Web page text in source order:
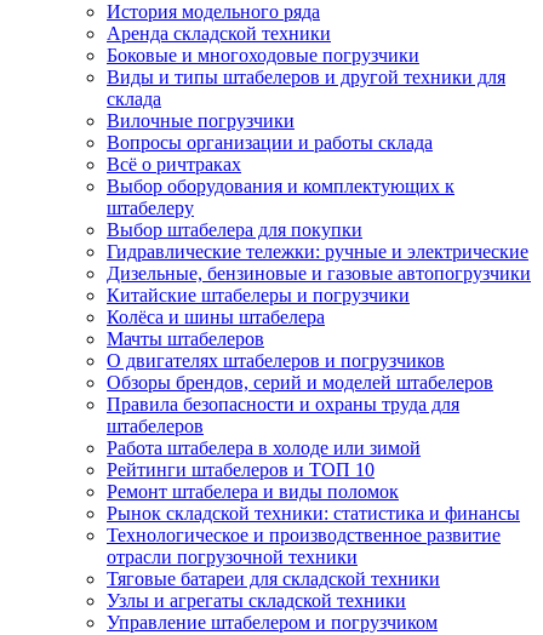
История модельного ряда
Аренда складской техники
Боковые и многоходовые погрузчики
Виды и типы штабелеров и другой техники для
склада
Вилочные погрузчики
Вопросы организации и работы склада
Всё о ричтраках
Выбор оборудования и комплектующих к
штабелеру
Выбор штабелера для покупки
Гидравлические тележки: ручные и электрические
Дизельные, бензиновые и газовые автопогрузчики
Китайские штабелеры и погрузчики
Колёса и шины штабелера
Мачты штабелеров
О двигателях штабелеров и погрузчиков
Обзоры брендов, серий и моделей штабелеров
Правила безопасности и охраны труда для
штабелеров
Работа штабелера в холоде или зимой
Рейтинги штабелеров и ТОП 10
Ремонт штабелера и виды поломок
Рынок складской техники: статистика и финансы
Технологическое и производственное развитие
отрасли погрузочной техники
Тяговые батареи для складской техники
Узлы и агрегаты складской техники
Управление штабелером и погрузчиком